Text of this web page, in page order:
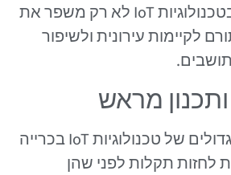
למיחזור. השימוש בטכנולוגיות IoT לא רק משפר את
לקיימות עירונית ולשיפור
מראש
אחת מהיתרונות הגדולים של טכנולוגיות IoT בכרייה
לחזות תקלות לפני שהן